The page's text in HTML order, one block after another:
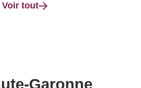
Voir tout
Garonne